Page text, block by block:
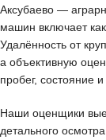
Аксубаево —
машин включает
Удалённость от
а объективную
пробег, состояние
Наши оценщики
детального